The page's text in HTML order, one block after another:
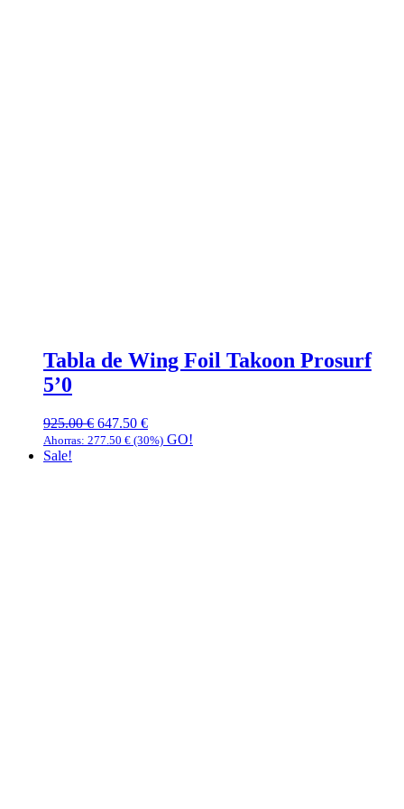
Tabla de Wing Foil Takoon Prosurf
5’0
925.00€ 647.50 €
Ahorras: 277.50 € (30%) GO!
Sale!